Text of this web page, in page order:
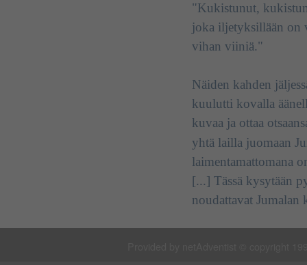
"Kukistunut,
joka iljetyksillään on
vihan viiniä."
Näiden kahden
kuulutti kovalla
kuvaa ja ottaa
yhtä lailla juomaan
laimentamattomana
[...] Tässä kysytään
noudattavat Jumalan